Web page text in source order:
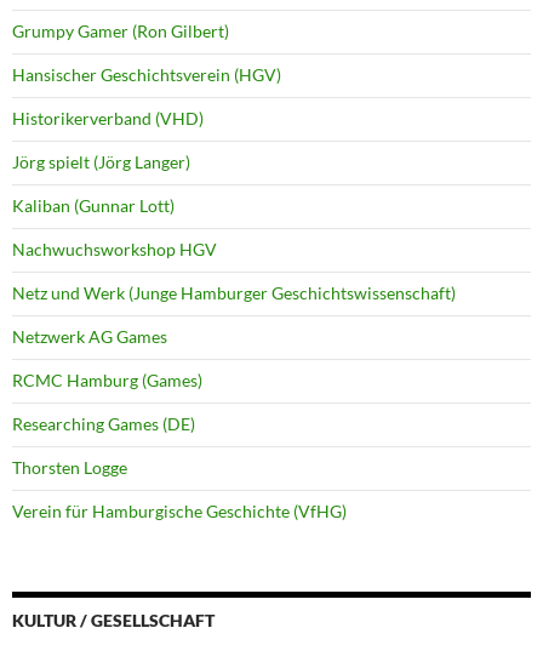
Grumpy Gamer (Ron Gilbert)
Hansischer Geschichtsverein (HGV)
Historikerverband (VHD)
Jörg spielt (Jörg Langer)
Kaliban (Gunnar Lott)
Nachwuchsworkshop HGV
Netz und Werk (Junge Hamburger Geschichtswissenschaft)
Netzwerk AG Games
RCMC Hamburg (Games)
Researching Games (DE)
Thorsten Logge
Verein für Hamburgische Geschichte (VfHG)
KULTUR / GESELLSCHAFT